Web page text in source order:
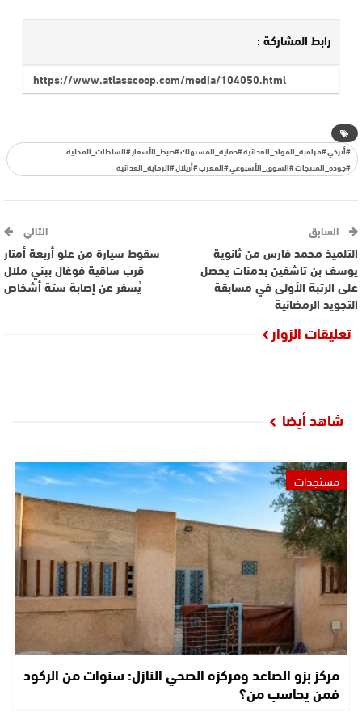
رابط المشاركة :
#أنركي #مراقبة_المواد_الغذائية #حماية_المستهلك #ضبط_الأسعار #السلطات_المحلية
#جودة_المنتجات #السوق_الأسبوعي #المغرب #أزيلال #الرقابة_الغذائية
السابق
التلميذ محمد فارس من ثانوية
يوسف بن تاشفين بدمنات يحصل
على الرتبة الأولى في مسابقة
التجويد الرمضانية
التالي
سقوط سيارة من علو أربعة أمتار
قرب ساقية فوغال ببني ملال
يُسفر عن إصابة ستة أشخاص
تعليقات الزوار
شاهد أيضا
مستجدات
مركز بزو الصاعد ومركزه الصحي النازل: سنوات من الركود
فمن يحاسب من؟